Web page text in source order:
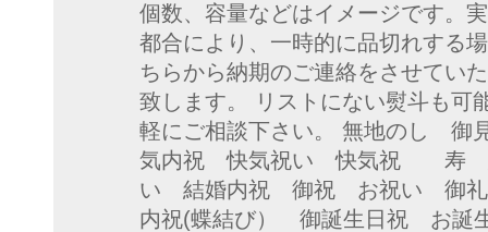
個数、容量などはイメージです。
都合により、一時的に品切れする
ちらから納期のご連絡をさせてい
致します。 リストにない熨斗も可
軽にご相談下さい。 無地のし
気内祝 快気祝い 快気祝 寿
い 結婚内祝 御祝 お祝い
内祝(蝶結び） 御誕生日祝 お誕